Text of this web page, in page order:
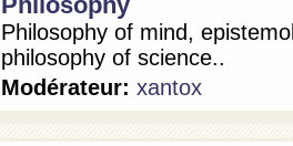
Philosophy of mind,
philosophy of science..
Modérateur: xantox